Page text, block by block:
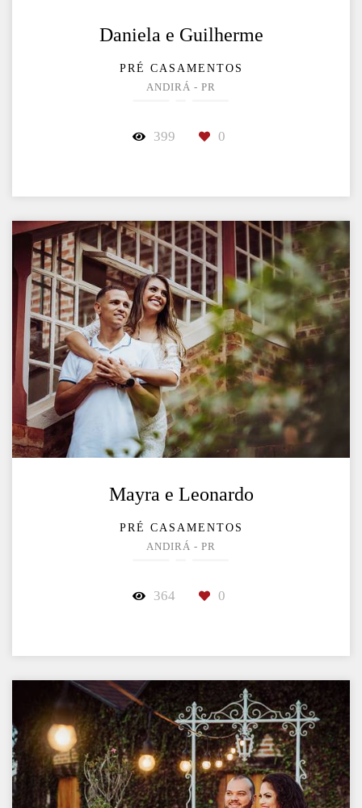
Daniela e Guilherme
PRÉ CASAMENTOS
ANDIRÁ - PR
399 0
Mayra e Leonardo
PRÉ CASAMENTOS
ANDIRÁ - PR
364 0